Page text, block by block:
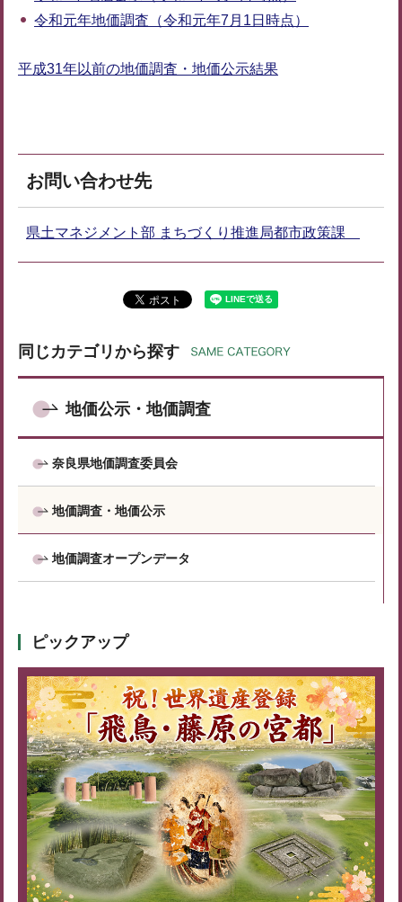
令和元年地価調査（令和元年7月1日時点）
平成31年以前の地価調査・地価公示結果
お問い合わせ先
県土マネジメント部 まちづくり推進局都市政策課
同じカテゴリから探す
地価公示・地価調査
奈良県地価調査委員会
地価調査・地価公示
地価調査オープンデータ
ピックアップ